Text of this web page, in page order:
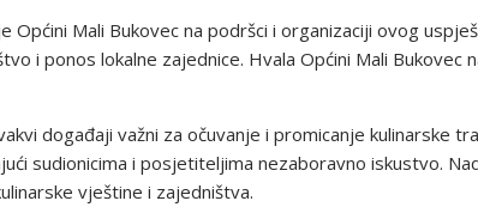
Mali Bukovec na podršci i organizaciji ovog
i ponos lokalne zajednice. Hvala Općini Mali Bukovec
događaji važni za očuvanje i promicanje kulinarske
sudionicima i posjetiteljima nezaboravno iskustvo.
vještine i zajedništva.